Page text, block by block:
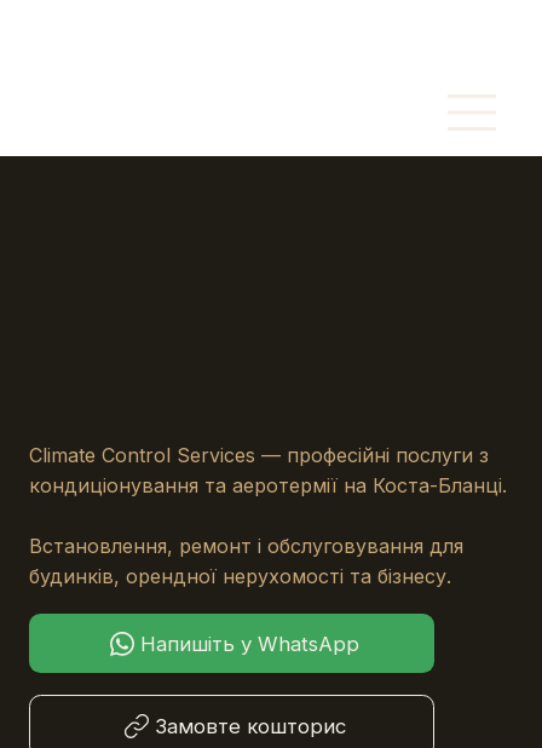
Climate Control Services — професійні послуги з
кондиціонування та аеротермії на Коста-Бланці.
Встановлення, ремонт і обслуговування для
будинків, орендної нерухомості та бізнесу.
Напишіть у WhatsApp
Замовте кошторис